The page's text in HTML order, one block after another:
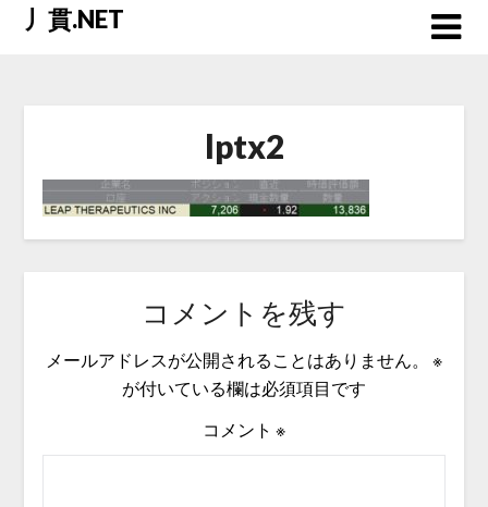
Skip丿貫.NET
lptx2
コメントを残す
メールアドレスが公開されることはありません。
※
が付いている欄は必須項目です
コメント ※